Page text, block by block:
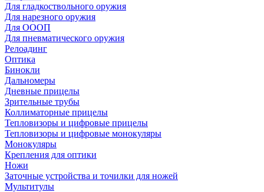
Для гладкоствольного оружия
Для нарезного оружия
Для ОООП
Для пневматического оружия
Релоадинг
Оптика
Бинокли
Дальномеры
Дневные прицелы
Зрительные трубы
Коллиматорные прицелы
Тепловизоры и цифровые прицелы
Тепловизоры и цифровые монокуляры
Монокуляры
Крепления для оптики
Ножи
Заточные устройства и точилки для ножей
Мультитулы